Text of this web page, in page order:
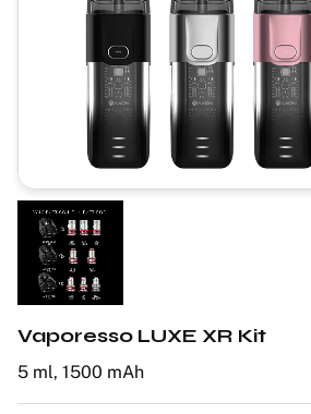
Vaporesso LUXE XR Kit
5 ml, 1500 mAh